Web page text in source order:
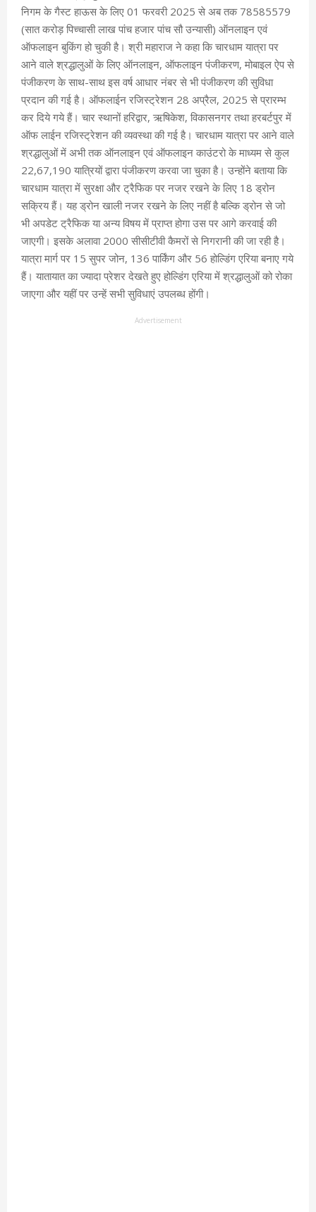
निगम के गैस्ट हाऊस के लिए 01 फरवरी 2025 से अब तक 78585579
(सात करोड़ पिच्चासी लाख पांच हजार पांच सौ उन्यासी) ऑनलाइन एवं
ऑफलाइन बुकिंग हो चुकी है। श्री महाराज ने कहा कि चारधाम यात्रा पर
आने वाले श्रद्धालुओं के लिए ऑनलाइन, ऑफलाइन पंजीकरण, मोबाइल ऐप से
पंजीकरण के साथ-साथ इस वर्ष आधार नंबर से भी पंजीकरण की सुविधा
प्रदान की गई है। ऑफलाईन रजिस्ट्रेशन 28 अप्रैल, 2025 से प्रारम्भ
कर दिये गये हैं। चार स्थानों हरिद्वार, ऋषिकेश, विकासनगर तथा हरबर्टपुर में
ऑफ लाईन रजिस्ट्रेशन की व्यवस्था की गई है। चारधाम यात्रा पर आने वाले
श्रद्धालुओं में अभी तक ऑनलाइन एवं ऑफलाइन काउंटरो के माध्यम से कुल
22,67,190 यात्रियों द्वारा पंजीकरण करवा जा चुका है। उन्होंने बताया कि
चारधाम यात्रा में सुरक्षा और ट्रैफिक पर नजर रखने के लिए 18 ड्रोन
सक्रिय हैं। यह ड्रोन खाली नजर रखने के लिए नहीं है बल्कि ड्रोन से जो
भी अपडेट ट्रैफिक या अन्य विषय में प्राप्त होगा उस पर आगे करवाई की
जाएगी। इसके अलावा 2000 सीसीटीवी कैमरों से निगरानी की जा रही है।
यात्रा मार्ग पर 15 सुपर जोन, 136 पार्किंग और 56 होल्डिंग एरिया बनाए गये
हैं। यातायात का ज्यादा प्रेशर देखते हुए होल्डिंग एरिया में श्रद्धालुओं को रोका
जाएगा और यहीं पर उन्हें सभी सुविधाएं उपलब्ध होंगी।
Advertisement